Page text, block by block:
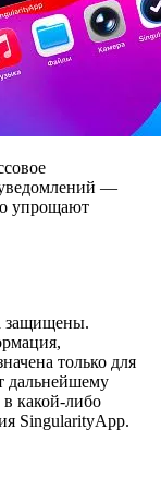
уведомлений —
упрощают
защищены.
только для
дальнейшему
какой-либо
SingularityApp.